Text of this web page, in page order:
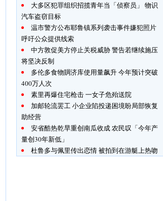
大多区犯罪组织招揽青年当「侦察员」 物识
汽车盗窃目标
温市警方公布耶鲁镇系列袭击事件嫌犯照片
呼吁公众提供线索
中方敦促美方停止关税威胁 警告若继续施压
将坚决反制
多伦多食物賙济库使用量飙升 今年预计突破
400万人次
素里再爆住宅枪击 一女子危殆送院
加邮轮流罢工 小企业陷投递困境盼局部恢复
助经营
安省酷热乾旱重创南瓜收成 农民叹「今年产
量创30年新低」
杜鲁多与佩里传出恋情 被拍到在游艇上热吻